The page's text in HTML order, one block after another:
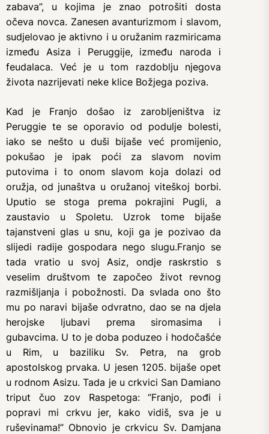
zabava”, u kojima je znao potrošiti dosta
očeva novca. Zanesen avanturizmom i slavom,
sudjelovao je aktivno i u oružanim razmiricama
između Asiza i Peruggije, između naroda i
feudalaca. Već je u tom razdoblju njegova
života nazrijevati neke klice Božjega poziva.
Kad je Franjo došao iz zarobljeništva iz
Peruggie te se oporavio od podulje bolesti,
iako se nešto u duši bijaše već promijenio,
pokušao je ipak poći za slavom novim
putovima i to onom slavom koja dolazi od
oružja, od junaštva u oružanoj viteškoj borbi.
Uputio se stoga prema pokrajini Pugli, a
zaustavio u Spoletu. Uzrok tome bijaše
tajanstveni glas u snu, koji ga je pozivao da
slijedi radije gospodara nego slugu.Franjo se
tada vratio u svoj Asiz, ondje raskrstio s
veselim društvom te započeo život revnog
razmišljanja i pobožnosti. Da svlada ono što
mu po naravi bijaše odvratno, dao se na djela
herojske ljubavi prema siromasima i
gubavcima. U to je doba poduzeo i hodočašće
u Rim, u baziliku Sv. Petra, na grob
apostolskog prvaka. U jesen 1205. bijaše opet
u rodnom Asizu. Tada je u crkvici San Damiano
triput čuo zov Raspetoga: “Franjo, pođi i
popravi mi crkvu jer, kako vidiš, sva je u
ruševinama!” Obnovio je crkvicu Sv. Damjana